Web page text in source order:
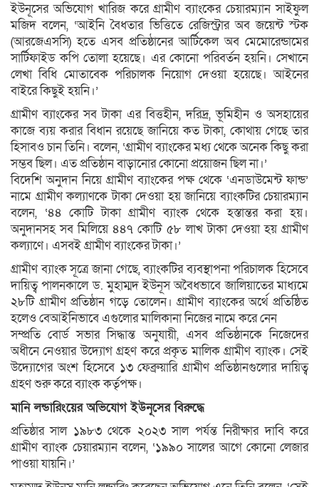
ইউনূসের অভিযোগ খারিজ করে গ্রামীণ ব্যাংকের চেয়ারম্যান সাইফুল
মজিদ বলেন, ‘আইনি বৈধতার ভিত্তিতে রেজিস্ট্রার অব জয়েন্ট স্টক
(আরজেএসসি) হতে এসব প্রতিষ্ঠানের আর্টিকেল অব মেমোরেন্ডামের
সার্টিফাইড কপি তোলা হয়েছে। এর কোনো পরিবর্তন হয়নি। সেখানে
লেখা বিধি মোতাবেক পরিচালক নিয়োগ দেওয়া হয়েছে। আইনের
বাইরে কিছুই হয়নি।’
গ্রামীণ ব্যাংকের সব টাকা এর বিত্তহীন, দরিদ্র, ভূমিহীন ও অসহায়ের
কাজে ব্যয় করার বিধান রয়েছে জানিয়ে কত টাকা, কোথায় গেছে তার
হিসাবও চান তিনি। বলেন, ‘গ্রামীণ ব্যাংকের মধ্য থেকে অনেক কিছু করা
সম্ভব ছিল। এত প্রতিষ্ঠান বাড়ানোর কোনো প্রয়োজন ছিল না।’
বিদেশি অনুদান নিয়ে গ্রামীণ ব্যাংকের পক্ষ থেকে ‘এনডাউমেন্ট ফান্ড’
নামে গ্রামীণ কল্যাণকে টাকা দেওয়া হয় জানিয়ে ব্যাংকটির চেয়ারম্যান
বলেন, ‘৪৪ কোটি টাকা গ্রামীণ ব্যাংক থেকে হস্তান্তর করা হয়।
অনুদানসহ সব মিলিয়ে ৪৪৭ কোটি ৫৮ লাখ টাকা দেওয়া হয় গ্রামীণ
কল্যাণে। এসবই গ্রামীণ ব্যাংকের টাকা।’
গ্রামীণ ব্যাংক সূত্রে জানা গেছে, ব্যাংকটির ব্যবস্থাপনা পরিচালক হিসেবে
দায়িত্ব পালনকালে ড. মুহাম্মদ ইউনূস অবৈধভাবে জালিয়াতের মাধ্যমে
২৮টি গ্রামীণ প্রতিষ্ঠান গড়ে তোলেন। গ্রামীণ ব্যাংকের অর্থে প্রতিষ্ঠিত
হলেও বেআইনিভাবে এগুলোর মালিকানা নিজের নামে করে নেন
সম্প্রতি বোর্ড সভার সিদ্ধান্ত অনুযায়ী, এসব প্রতিষ্ঠানকে নিজেদের
অধীনে নেওয়ার উদ্যোগ গ্রহণ করে প্রকৃত মালিক গ্রামীণ ব্যাংক। সেই
উদ্যোগের অংশ হিসেবে ১৩ ফেব্রুয়ারি গ্রামীণ প্রতিষ্ঠানগুলোর দায়িত্ব
গ্রহণ শুরু করে ব্যাংক কর্তৃপক্ষ।
মানি লন্ডারিংয়ের অভিযোগ ইউনূসের বিরুদ্ধে
প্রতিষ্ঠার সাল ১৯৮৩ থেকে ২০২৩ সাল পর্যন্ত নিরীক্ষার দাবি করে
গ্রামীণ ব্যাংক চেয়ারম্যান বলেন, ‘১৯৯০ সালের আগে কোনো লেজার
পাওয়া যায়নি।’